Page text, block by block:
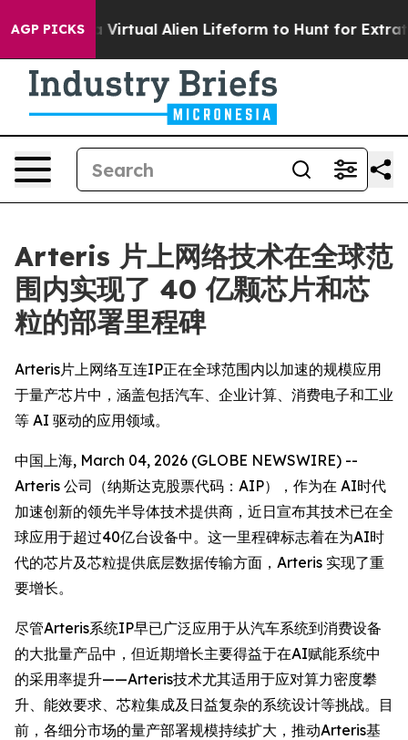
AGP PICKSa Virtual Alien Lifeform to Hunt for
Arteris 片上网络技术在全球范
围内实现了 40 亿颗芯片和芯
粒的部署里程碑
Arteris片上网络互连IP正在全球范围内以加速的规模应用
于量产芯片中，涵盖包括汽车、企业计算、消费电子和工业
等 AI 驱动的应用领域。
中国上海, March 04, 2026 (GLOBE NEWSWIRE) --
Arteris 公司（纳斯达克股票代码：AIP），作为在 AI时代
加速创新的领先半导体技术提供商，近日宣布其技术已在全
球应用于超过40亿台设备中。这一里程碑标志着在为AI时
代的芯片及芯粒提供底层数据传输方面，Arteris 实现了重
要增长。
尽管Arteris系统IP早已广泛应用于从汽车系统到消费设备
的大批量产品中，但近期增长主要得益于在AI赋能系统中
的采用率提升——Arteris技术尤其适用于应对算力密度攀
升、能效要求、芯粒集成及日益复杂的系统设计等挑战。目
前，各细分市场的量产部署规模持续扩大，推动Arteris基